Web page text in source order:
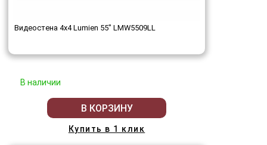
Видеостена 4x4 Lumien 55" LMW5509LL
В наличии
В КОРЗИНУ
Купить в 1 клик